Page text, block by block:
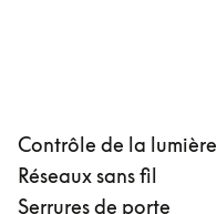
Contrôle de la lumière
Réseaux sans fil
Serrures de porte